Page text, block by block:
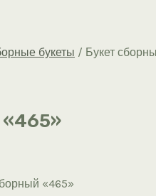
букеты / Букет
«465»